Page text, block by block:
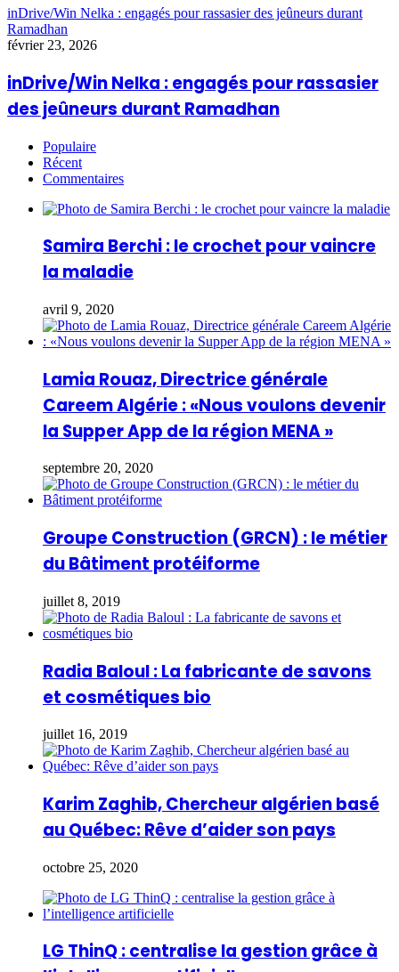
inDrive/Win Nelka : engagés pour rassasier des jeûneurs durant
Ramadhan
février 23, 2026
inDrive/Win Nelka : engagés pour rassasier
des jeûneurs durant Ramadhan
Populaire
Récent
Commentaires
Samira Berchi : le crochet pour vaincre
la maladie
avril 9, 2020
Lamia Rouaz, Directrice générale
Careem Algérie : «Nous voulons devenir
la Supper App de la région MENA »
septembre 20, 2020
Groupe Construction (GRCN) : le métier
du Bâtiment protéiforme
juillet 8, 2019
Radia Baloul : La fabricante de savons
et cosmétiques bio
juillet 16, 2019
Karim Zaghib, Chercheur algérien basé
au Québec: Rêve d’aider son pays
octobre 25, 2020
LG ThinQ : centralise la gestion grâce à